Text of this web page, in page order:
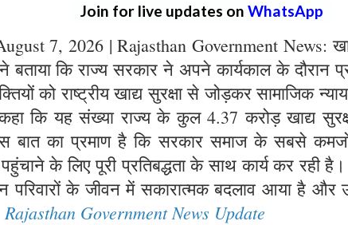
Join for live updates on WhatsApp
7, 2026 | Rajasthan Government News:
ने बताया कि राज्य सरकार ने अपने कार्यकाल के
को राष्ट्रीय खाद्य सुरक्षा से जोड़कर सामाजिक
कि यह संख्या राज्य के कुल 4.37 करोड़ खाद्य
बात का प्रमाण है कि सरकार समाज के सबसे
के लिए पूरी प्रतिबद्धता के साथ कार्य कर रही है।
के जीवन में सकारात्मक बदलाव आया है और
Rajasthan Government News Update